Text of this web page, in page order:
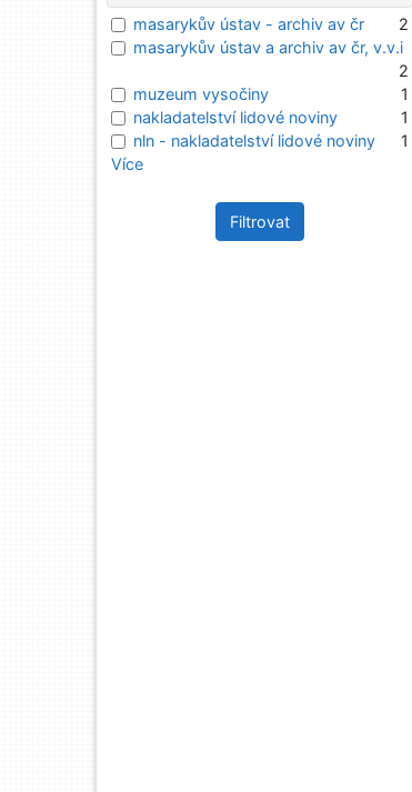
masarykův ústav - archiv av čr
2
masarykův ústav a archiv av čr, v.v.i
2
muzeum vysočiny
1
nakladatelství lidové noviny
1
nln - nakladatelství lidové noviny
1
Více
Filtrovat